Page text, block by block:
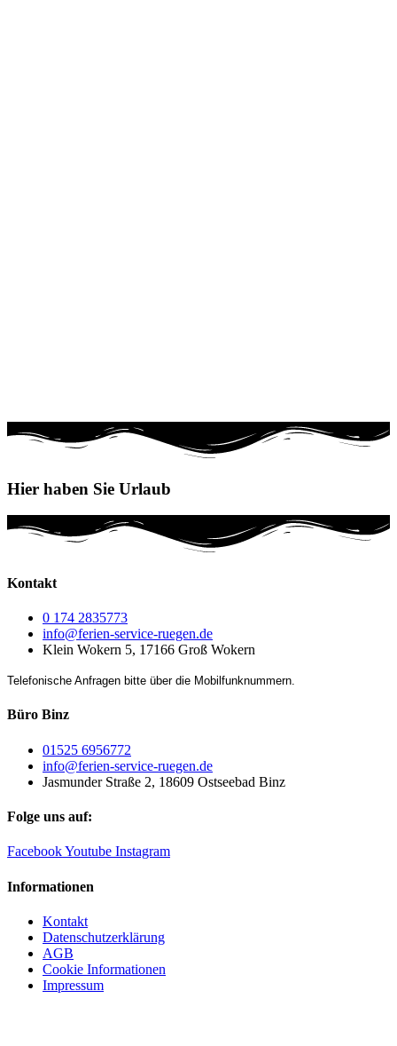
Jagdschloß Granitz
Hier haben Sie Urlaub
Kontakt
0 174 2835773
info@ferien-service-ruegen.de
Klein Wokern 5, 17166 Groß Wokern
Telefonische Anfragen bitte über die Mobilfunknummern.
Büro Binz
01525 6956772
info@ferien-service-ruegen.de
Jasmunder Straße 2, 18609 Ostseebad Binz
Folge uns auf:
FacebookYoutube Instagram
Informationen
Kontakt
Datenschutzerklärung
AGB
Cookie Informationen
Impressum